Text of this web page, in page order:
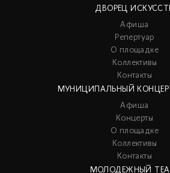
ДВОРЕЦ
Афиша
Репертуар
О площадке
Коллективы
Контакты
МУНИЦИПАЛЬНЫЙ
Афиша
Концерты
О площадке
Коллективы
Контакты
МОЛОДЕЖНЫЙ